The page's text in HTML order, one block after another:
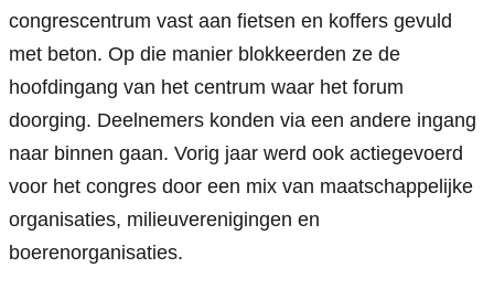
congrescentrum vast aan fietsen en koffers gevuld
met beton. Op die manier blokkeerden ze de
hoofdingang van het centrum waar het forum
doorging. Deelnemers konden via een andere ingang
naar binnen gaan. Vorig jaar werd ook actiegevoerd
voor het congres door een mix van maatschappelijke
organisaties, milieuverenigingen en
boerenorganisaties.